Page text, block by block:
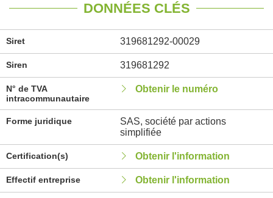
DONNÉES CLÉS
Siret 319681292-00029
Siren 319681292
N° de TVA
intracommunautaire
Obtenir le numéro
Forme juridique
SAS, société par actions
simplifiée
Certification(s) Obtenir l'information
Effectif entreprise Obtenir l'information